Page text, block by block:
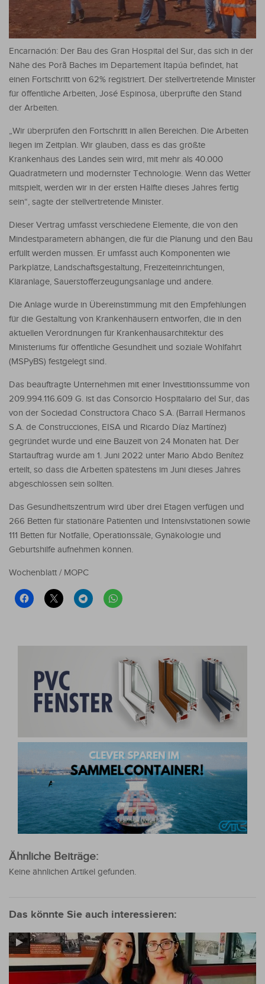
Encarnación: Der Bau des Gran Hospital del Sur, das sich in der
Nähe des Porã Baches im Departement Itapúa befindet, hat
einen Fortschritt von 62% registriert. Der stellvertretende Minister
für öffentliche Arbeiten, José Espinosa, überprüfte den Stand
der Arbeiten.
„Wir überprüfen den Fortschritt in allen Bereichen. Die Arbeiten
liegen im Zeitplan. Wir glauben, dass es das größte
Krankenhaus des Landes sein wird, mit mehr als 40.000
Quadratmetern und modernster Technologie. Wenn das Wetter
mitspielt, werden wir in der ersten Hälfte dieses Jahres fertig
sein“, sagte der stellvertretende Minister.
Dieser Vertrag umfasst verschiedene Elemente, die von den
Mindestparametern abhängen, die für die Planung und den Bau
erfüllt werden müssen. Er umfasst auch Komponenten wie
Parkplätze, Landschaftsgestaltung, Freizeiteinrichtungen,
Kläranlage, Sauerstofferzeugungsanlage und andere.
Die Anlage wurde in Übereinstimmung mit den Empfehlungen
für die Gestaltung von Krankenhäusern entworfen, die in den
aktuellen Verordnungen für Krankenhausarchitektur des
Ministeriums für öffentliche Gesundheit und soziale Wohlfahrt
(MSPyBS) festgelegt sind.
Das beauftragte Unternehmen mit einer Investitionssumme von
209.994.116.609 G. ist das Consorcio Hospitalario del Sur, das
von der Sociedad Constructora Chaco S.A. (Barrail Hermanos
S.A. de Construcciones, EISA und Ricardo Díaz Martínez)
gegründet wurde und eine Bauzeit von 24 Monaten hat. Der
Startauftrag wurde am 1. Juni 2022 unter Mario Abdo Benítez
erteilt, so dass die Arbeiten spätestens im Juni dieses Jahres
abgeschlossen sein sollten.
Das Gesundheitszentrum wird über drei Etagen verfügen und
266 Betten für stationäre Patienten und Intensivstationen sowie
111 Betten für Notfälle, Operationssäle, Gynäkologie und
Geburtshilfe aufnehmen können.
Wochenblatt / MOPC
Ähnliche Beiträge:
Keine ähnlichen Artikel gefunden.
Das könnte Sie auch interessieren: